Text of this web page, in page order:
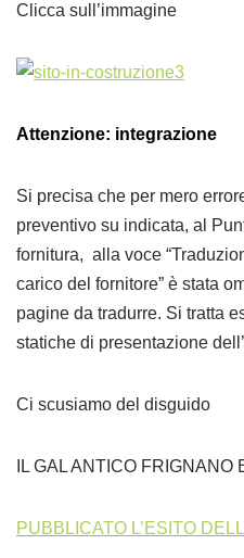
Clicca sull’immagine
Attenzione: integrazione
Si precisa che per mero
preventivo su indicata, al
fornitura, alla voce
carico del fornitore” è stata
pagine da tradurre. Si tratta
statiche di presentazione
Ci scusiamo del disguido
IL GAL ANTICO
PUBBLICATO L’ESITO